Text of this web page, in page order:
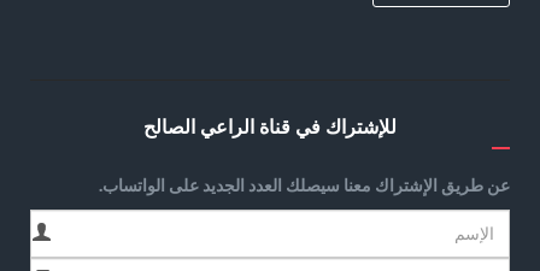
للإشتراك في قناة الراعي الصالح
عن طريق الإشتراك معنا سيصلك العدد الجديد على الواتساب.